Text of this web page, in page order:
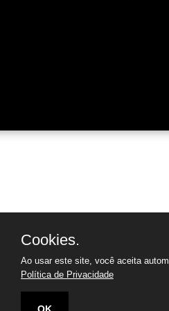
Cookies.
Ao usar este site, você aceita
Política de Privacidade